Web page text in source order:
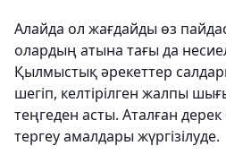
Алайда ол жағдайды өз
олардың атына тағы да
Қылмыстық әрекеттер
шегіп, келтірілген жалпы
теңгеден асты. Аталған
тергеу амалдары жүргізілуде.